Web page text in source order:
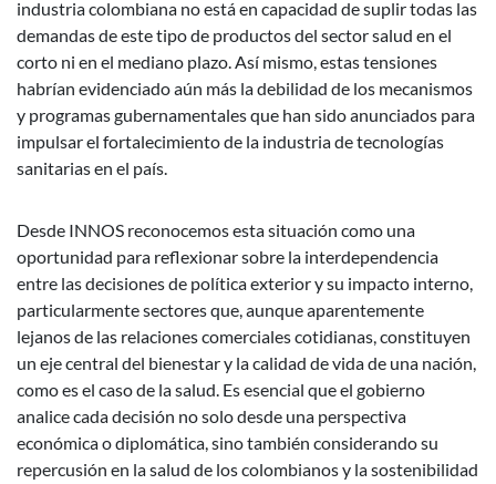
industria colombiana no está en capacidad de suplir todas las
demandas de este tipo de productos del sector salud en el
corto ni en el mediano plazo. Así mismo, estas tensiones
habrían evidenciado aún más la debilidad de los mecanismos
y programas gubernamentales que han sido anunciados para
impulsar el fortalecimiento de la industria de tecnologías
sanitarias en el país.
Desde INNOS reconocemos esta situación como una
oportunidad para reflexionar sobre la interdependencia
entre las decisiones de política exterior y su impacto interno,
particularmente sectores que, aunque aparentemente
lejanos de las relaciones comerciales cotidianas, constituyen
un eje central del bienestar y la calidad de vida de una nación,
como es el caso de la salud. Es esencial que el gobierno
analice cada decisión no solo desde una perspectiva
económica o diplomática, sino también considerando su
repercusión en la salud de los colombianos y la sostenibilidad